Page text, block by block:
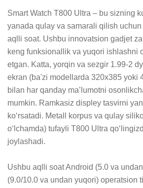
Smart Watch T800 Ultra – bu sizning
yanada qulay va samarali qilish uchun
aqlli soat. Ushbu innovatsion gadjet
keng funksionallik va yuqori ishlashni
etgan. Katta, yorqin va sezgir 1.99-2
ekran (ba'zi modellarda 320x385 yoki
bilan har qanday ma’lumotni
mumkin. Ramkasiz displey tasvirni
ko‘rsatadi. Metall korpus va qulay
o‘lchamda) tufayli T800 Ultra
joylashadi.
Ushbu aqlli soat Android (5.0 va
(9.0/10.0 va undan yuqori) operatsion